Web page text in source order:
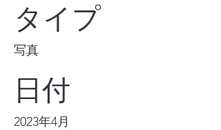
タイプ
写真
日付
2023年4月